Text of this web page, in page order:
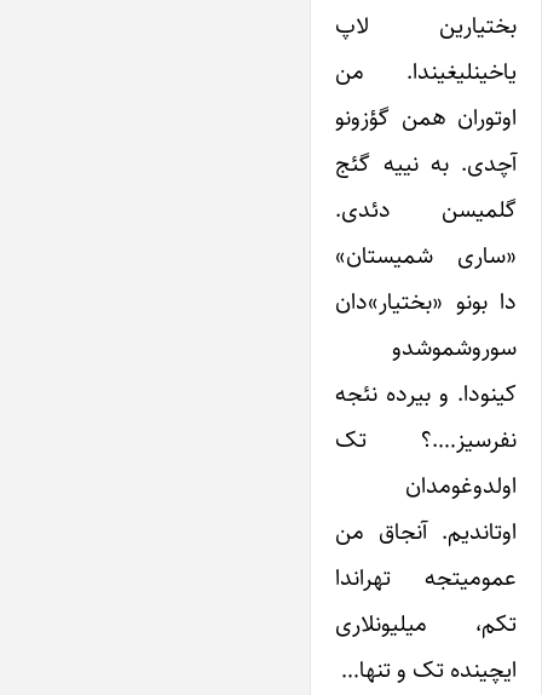
بختیارین لاپ
یاخینلیغیندا. من
اوتوران همن گؤزونو
آچدی. به نییه گئج
گلمیسن دئدی.
«ساری شمیستان»
دا بونو «بختیار»دان
سوروشموشدو
کینودا. و بیرده نئجه
نفرسیز….؟ تک
اولدوغومدان
اوتاندیم. آنجاق من
عمومیتجه تهراندا
تکم، میلیونلاری
ایچینده تک و تنها…